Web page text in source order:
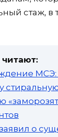
стаж, в
МСЭ:
заявил о